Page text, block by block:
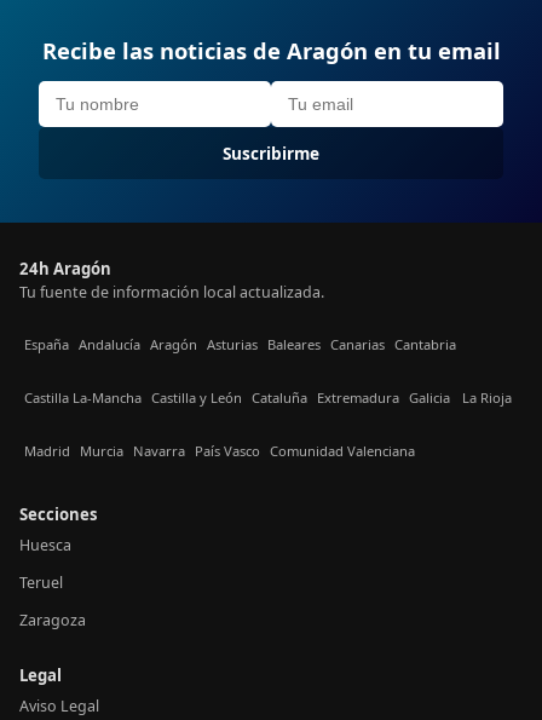
Recibe las noticias de Aragón en tu email
Suscribirme
24h Aragón
Tu fuente de información local actualizada.
España Andalucía Aragón Asturias Baleares Canarias Cantabria
Castilla La-Mancha Castilla y León Cataluña Extremadura Galicia La Rioja
Madrid Murcia Navarra País Vasco Comunidad Valenciana
Secciones
Huesca
Teruel
Zaragoza
Legal
Aviso Legal